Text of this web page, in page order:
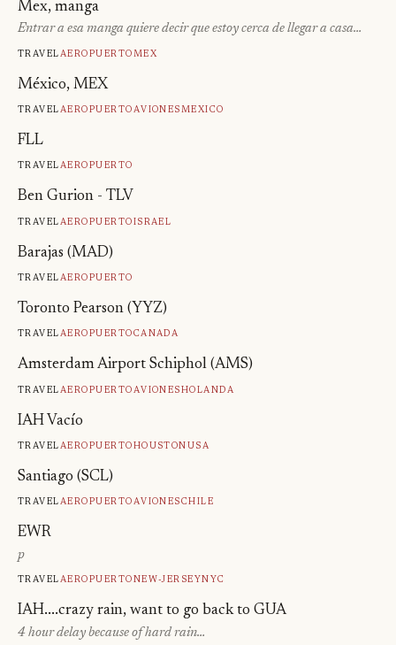
Mex, manga
Entrar a esa manga quiere decir que estoy cerca de llegar a casa…
TravelAeropuertoMex
México, MEX
TravelAeropuertoAvionesMexico
FLL
TravelAeropuerto
Ben Gurion - TLV
TravelAeropuertoIsrael
Barajas (MAD)
TravelAeropuerto
Toronto Pearson (YYZ)
TravelAeropuertoCanada
Amsterdam Airport Schiphol (AMS)
TravelAeropuertoAvionesHolanda
IAH Vacío
TravelAeropuertoHoustonUsa
Santiago (SCL)
TravelAeropuertoAvionesChile
EWR
p
TravelAeropuertoNew-JerseyNyc
IAH....crazy rain, want to go back to GUA
4 hour delay because of hard rain…